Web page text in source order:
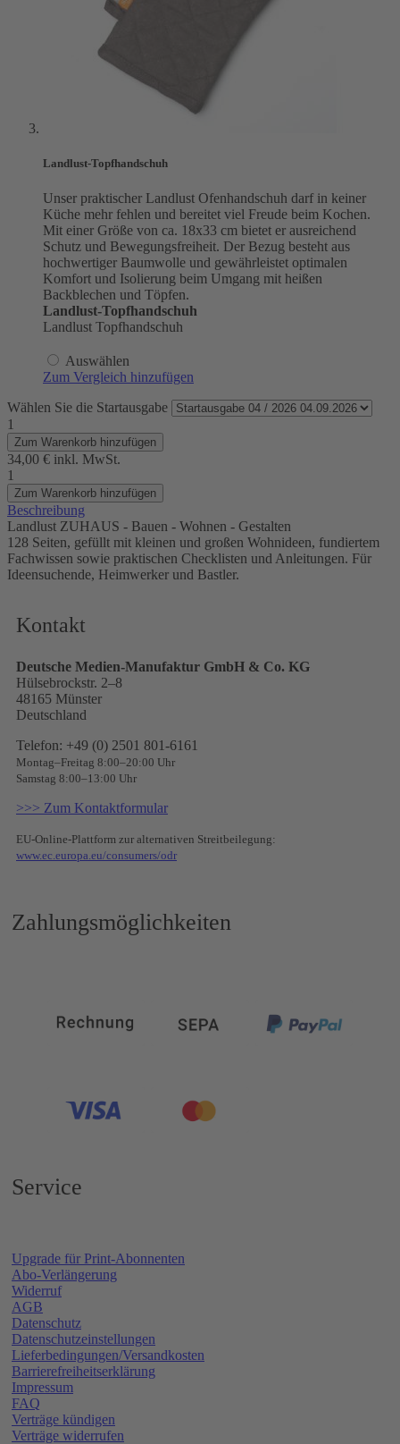
Landlust-Topfhandschuh
Unser praktischer Landlust Ofenhandschuh darf in keiner
Küche mehr fehlen und bereitet viel Freude beim Kochen.
Mit einer Größe von ca. 18x33 cm bietet er ausreichend
Schutz und Bewegungsfreiheit. Der Bezug besteht aus
hochwertiger Baumwolle und gewährleistet optimalen
Komfort und Isolierung beim Umgang mit heißen
Backblechen und Töpfen.
Landlust-Topfhandschuh
Landlust Topfhandschuh
Auswählen
Zum Vergleich hinzufügen
Wählen Sie die Startausgabe
1
Zum Warenkorb hinzufügen
34,00 € inkl. MwSt.
1
Zum Warenkorb hinzufügen
Beschreibung
Landlust ZUHAUS - Bauen - Wohnen - Gestalten
128 Seiten, gefüllt mit kleinen und großen Wohnideen, fundiertem
Fachwissen sowie praktischen Checklisten und Anleitungen. Für
Ideensuchende, Heimwerker und Bastler.
Kontakt
Deutsche Medien-Manufaktur GmbH & Co. KG
Hülsebrockstr. 2–8
48165 Münster
Deutschland
Telefon: +49 (0) 2501 801-6161
Montag–Freitag 8:00–20:00 Uhr
Samstag 8:00–13:00 Uhr
>>> Zum Kontaktformular
EU-Online-Plattform zur alternativen Streitbeilegung:
www.ec.europa.eu/consumers/odr
Zahlungsmöglichkeiten
Service
Upgrade für Print-Abonnenten
Abo-Verlängerung
Widerruf
AGB
Datenschutz
Datenschutzeinstellungen
Lieferbedingungen/Versandkosten
Barrierefreiheitserklärung
Impressum
FAQ
Verträge kündigen
Verträge widerrufen